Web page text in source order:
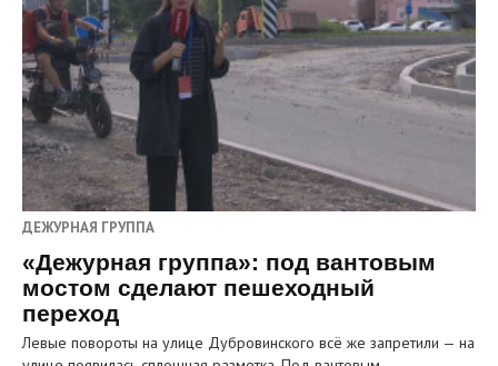
ДЕЖУРНАЯ ГРУППА
«Дежурная группа»: под вантовым
мостом сделают пешеходный
переход
Левые повороты на улице Дубровинского всё же запретили — на